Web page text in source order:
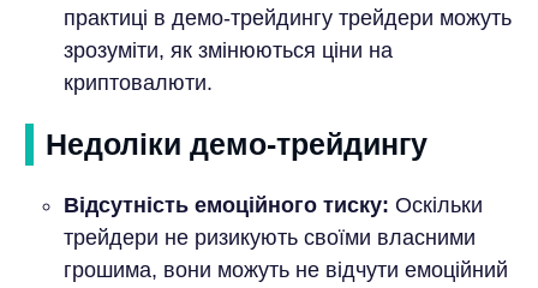
практиці в демо-трейдингу трейдери можуть
зрозуміти, як змінюються ціни на
криптовалюти.
Недоліки демо-трейдингу
Відсутність емоційного тиску: Оскільки
трейдери не ризикують своїми власними
грошима, вони можуть не відчути емоційний